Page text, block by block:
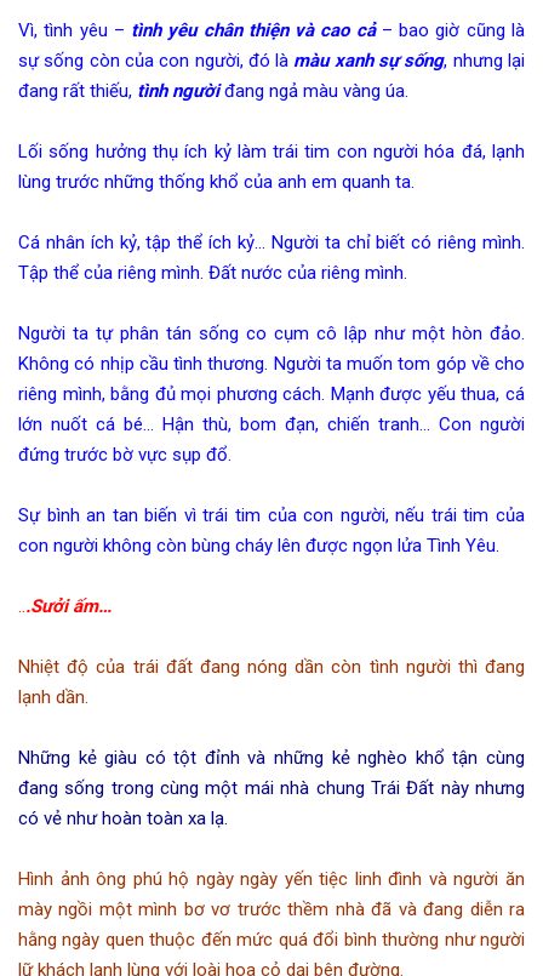
Vì, tình yêu – tình yêu chân thiện và cao cả– bao giờ cũng là
sự sống còn của con người, đó là màu xanh sự sống, nhưng lại
đang rất thiếu, tình ngườiđang ngả màu vàng úa.
Lối sống hưởng thụ ích kỷ làm trái tim con người hóa đá, lạnh
lùng trước những thống khổ của anh em quanh ta.
Cá nhân ích kỷ, tập thể ích kỷ… Người ta chỉ biết có riêng mình.
Tập thể của riêng mình. Đất nước của riêng mình.
Người ta tự phân tán sống co cụm cô lập như một hòn đảo.
Không có nhịp cầu tình thương. Người ta muốn tom góp về cho
riêng mình, bằng đủ mọi phương cách. Mạnh được yếu thua, cá
lớn nuốt cá bé… Hận thù, bom đạn, chiến tranh… Con người
đứng trước bờ vực sụp đổ.
Sự bình an tan biến vì trái tim của con người, nếu trái tim của
con người không còn bùng cháy lên được ngọn lửa Tình Yêu.
...Sưởi ấm…
Nhiệt độ của trái đất đang nóng dần còn tình người thì đang
lạnh dần.
Những kẻ giàu có tột đỉnh và những kẻ nghèo khổ tận cùng
đang sống trong cùng một mái nhà chung Trái Đất này nhưng
có vẻ như hoàn toàn xa lạ.
Hình ảnh ông phú hộ ngày ngày yến tiệc linh đình và người ăn
mày ngồi một mình bơ vơ trước thềm nhà đã và đang diễn ra
hằng ngày quen thuộc đến mức quá đổi bình thường như người
lữ khách lạnh lùng với loài hoa cỏ dại bên đường.